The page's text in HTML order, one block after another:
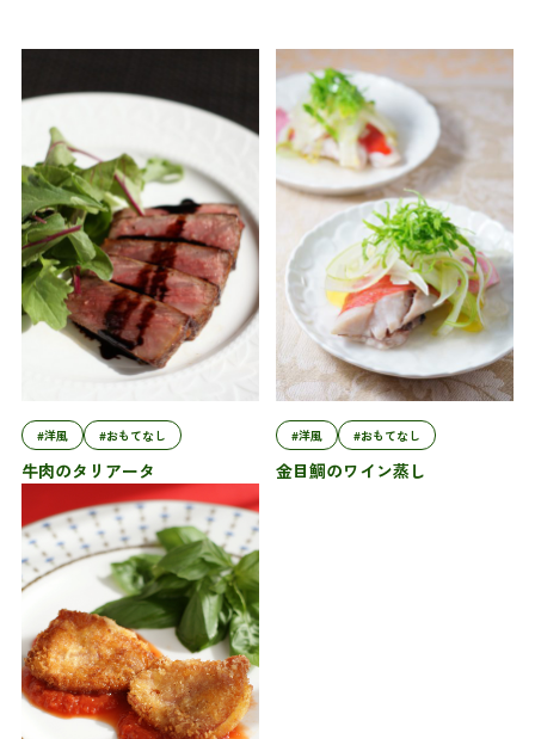
#洋風 #おもてなし
牛肉のタリアータ
#洋風 #おもてなし
金目鯛のワイン蒸し